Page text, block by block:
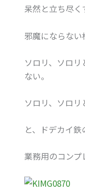
呆然と立ち尽く
邪魔にならない
ソロリ、ソロ
ない。
ソロリ、ソロリ
と、ドデカイ鉄
業務用のコンプ